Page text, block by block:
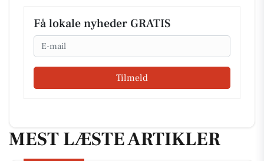
Få lokale nyheder GRATIS
Email
Tilmeld
MEST LÆSTE ARTIKLER